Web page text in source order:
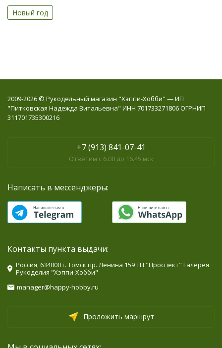
Новый год
2009-2026 © Рукодельный магазин "Хэппи-Хобби" — ИП
"Питковская Надежда Витальевна" ИНН 701733271806 ОГРНИП
311701735300216
+7 (913) 841-07-41
Ответим с 6.00 до 16.45 мск
Написать в мессенджеры:
Контакты пункта выдачи:
Россия, 634000 г. Томск пр. Ленина 159 ТЦ "Проспект" Галерея
Рукоделия "Хэппи-Хобби"
manager@happy-hobby.ru
Проложить маршрут